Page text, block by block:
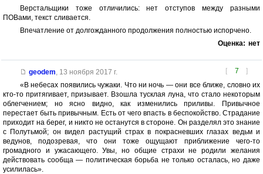
Верстальщики тоже отличились: нет отступов между разными
ПОВами, текст сливается.
Впечатление от долгожданного продолжения полностью испорчено.
Оценка: нет
[ 7 ]
geodem 13 ноября 2017 г.
«В небесах появились чужаки. Что ни ночь — они все ближе, словно их
кто-то притягивает, призывает. Взошла тусклая луна, что стало некоторым
облегчением; но ясно видно, как изменились приливы. Привычное
перестает быть привычным. Есть от чего впасть в беспокойство. Страдание
приходит на берег, и никто не останутся в стороне. Он разделял это знание
с Полутьмой; он видел растущий страх в покрасневших глазах ведьм и
ведунов, подозревая, что они тоже ощущают приближение чего-то
громадного и ужасающего. Увы, но общие страхи не родили желания
действовать сообща — политическая борьба не только осталась, но даже
усилилась».